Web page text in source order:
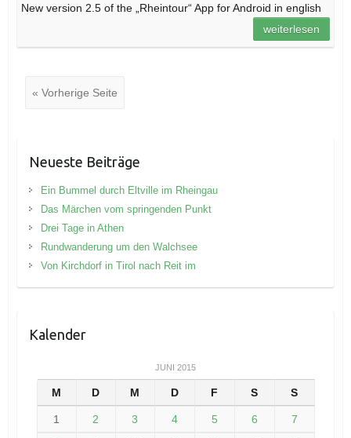
New version 2.5 of the „Rheintour“ App for Android in english
weiterlesen
« Vorherige Seite
Neueste Beiträge
Ein Bummel durch Eltville im Rheingau
Das Märchen vom springenden Punkt
Drei Tage in Athen
Rundwanderung um den Walchsee
Von Kirchdorf in Tirol nach Reit im
Kalender
JUNI 2015
M D M D F S S
1 2 3 4 5 6 7